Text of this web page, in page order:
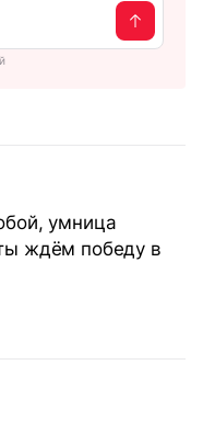
умница
ждём победу в